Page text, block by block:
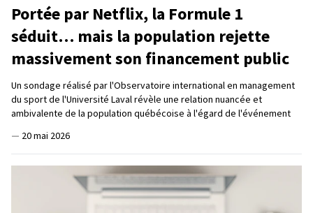
Portée par Netflix, la Formule 1
séduit… mais la population rejette
massivement son financement public
Un sondage réalisé par l'Observatoire international en management
du sport de l'Université Laval révèle une relation nuancée et
ambivalente de la population québécoise à l'égard de l'événement
— 20 mai 2026